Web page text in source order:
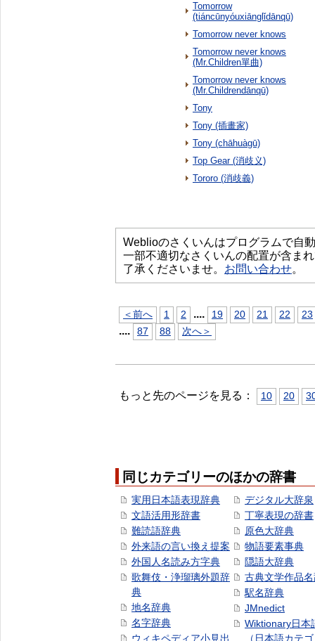
Tomorrow
(tiáncūnyóuxiānglǐdānqū)
Tomorrow never knows
Tomorrow never knows
(Mr.Children單曲)
Tomorrow never knows
(Mr.Childrendānqū)
Tony
Tony (插畫家)
Tony (chāhuàgū)
Top Gear (消歧义)
Tororo (消歧義)
Weblioのさくいんはプログラムで自
一部不適切なさくいんの配置が含ま
了承くださいませ。 お問い合わせ。
＜前へ 1 2 .... 19 20 21 22 23
.... 87 88 次へ＞
もっと先のページを見る： 10 20
同じカテゴリーのほかの辞書
実用日本語表現辞典
文語活用形辞書
難読語辞典
外来語の言い換え提案
外国人名読み方字典
歌舞伎・浄瑠璃外題辞
典
地名辞典
名字辞典
ウィキペディア小見出
デジタル大辞泉
丁寧表現の辞書
原色大辞典
物語要素事典
隠語大辞典
古典文学作品
駅名辞典
JMnedict
Wiktionary日本
（日本語カテ